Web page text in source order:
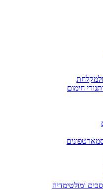
חימום
ומולטימדיה